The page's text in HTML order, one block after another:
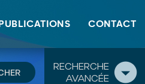
PUBLICATIONS CONTACT
RECHERCHE
AVANCÉE